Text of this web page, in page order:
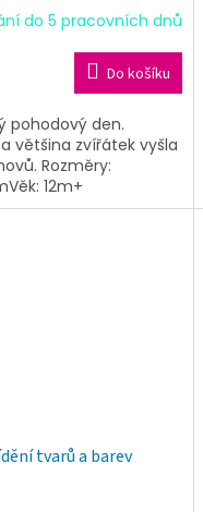
do 5 pracovních dnů
Do košíku
pohodový den.
většina zvířátek vyšla
Rozměry:
12m+
tvarů a barev